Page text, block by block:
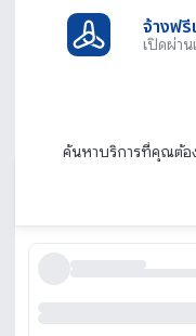
จ้างฟ
เปิดผ่า
โรงงานผลิตถุงพ
พิมพ์โลโก้